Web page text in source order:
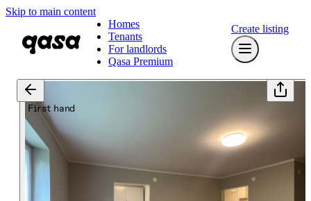
Skip to main content
Homes
Tenants
For landlords
Qasa Premium
Create listing
First hand